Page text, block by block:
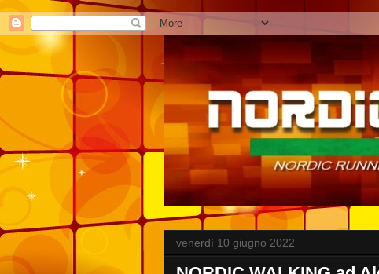
venerdì 10 giugno 2022